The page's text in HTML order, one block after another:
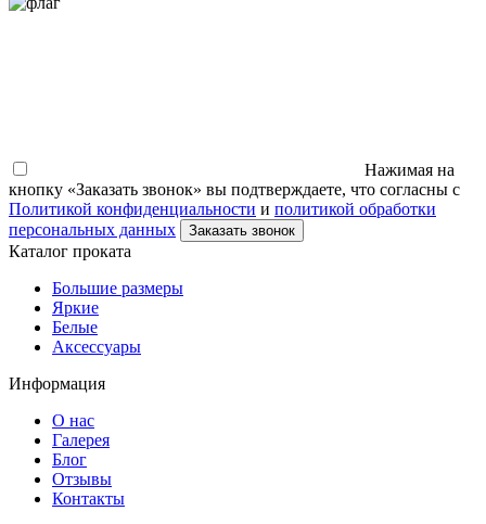
Нажимая на
кнопку «Заказать звонок» вы подтверждаете, что согласны с
Политикой конфиденциальности и политикой обработки
персональных данных
Заказать звонок
Каталог проката
Большие размеры
Яркие
Белые
Аксессуары
Информация
О нас
Галерея
Блог
Отзывы
Контакты